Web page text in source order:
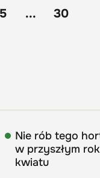
... 30
Nie rób tego
w przyszłym
kwiatu